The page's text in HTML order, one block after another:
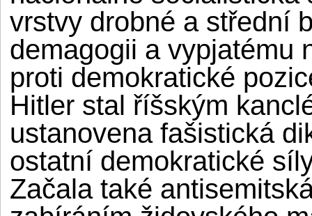
vrstvy drobné a střední
demagogii a vypjatému
proti demokratické
Hitler stal říšským
ustanovena fašistická
ostatní demokratické
Začala také